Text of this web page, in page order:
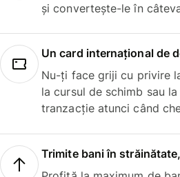
și convertește-le în
Un card internațional de
Nu-ți face griji cu privire
la cursul de schimb sau
tranzacție atunci când
Trimite bani în